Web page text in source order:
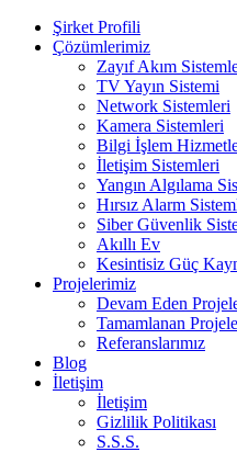
Şirket Profili
Çözümlerimiz
Zayıf Akım
TV Yayın Sistemi
Network Sistemleri
Kamera Sistemleri
Bilgi İşlem
İletişim Sistemleri
Yangın Algılama
Hırsız Alarm
Siber Güvenlik
Akıllı Ev
Kesintisiz Güç
Projelerimiz
Devam Eden
Tamamlanan
Referanslarımız
Blog
İletişim
İletişim
Gizlilik Politikası
S.S.S.